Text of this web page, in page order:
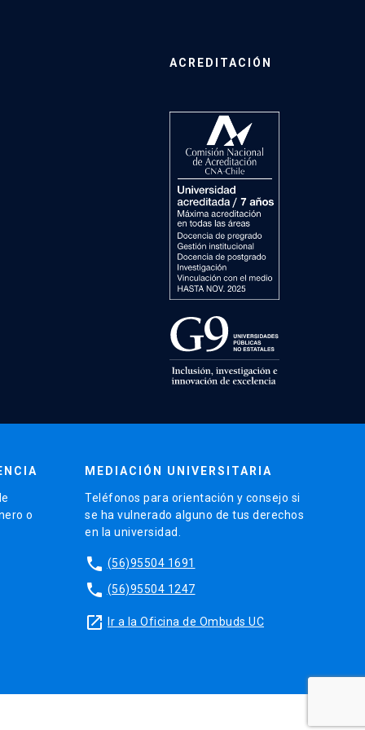
ACREDITACIÓN
o
MEDIACIÓN UNIVERSITARIA
Teléfonos para orientación y consejo si
se ha vulnerado alguno de tus derechos
en la universidad.
phone (56)95504 1691
phone (56)95504 1247
launch Ir a la Oficina de Ombuds UC